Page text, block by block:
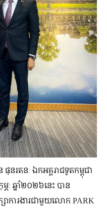
រតនៈ ឯកអគ្គរាជទូតកម្ពុជា
ភៈ ឆ្នាំ២០២៦នេះ បាន
ាការងារជាមួយលោក PARK